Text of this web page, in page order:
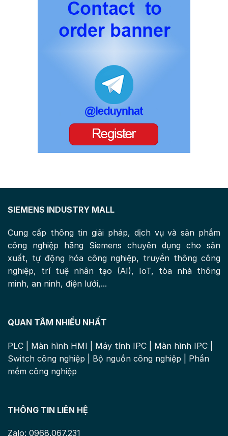
SIEMENS INDUSTRY MALL
Cung cấp thông tin giải pháp, dịch vụ và sản phẩm
công nghiệp hãng Siemens chuyên dụng cho sản
xuất, tự động hóa công nghiệp, truyền thông công
nghiệp, trí tuệ nhân tạo (AI), IoT, tòa nhà thông
minh, an ninh, điện lưới,...
QUAN TÂM NHIỀU NHẤT
PLC Màn hình HMI Máy tính IPC Màn hình IPC
Switch công nghiệp
Bộ nguồn công nghiệp
Phần
mềm công nghiệp
THÔNG TIN LIÊN HỆ
Zalo: 0968.067.231